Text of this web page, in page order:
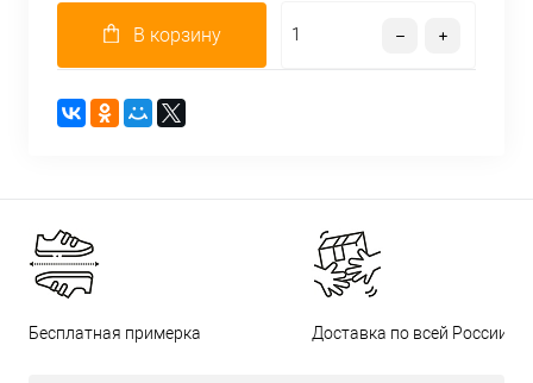
В корзину
Бесплатная примерка Доставка по всей России